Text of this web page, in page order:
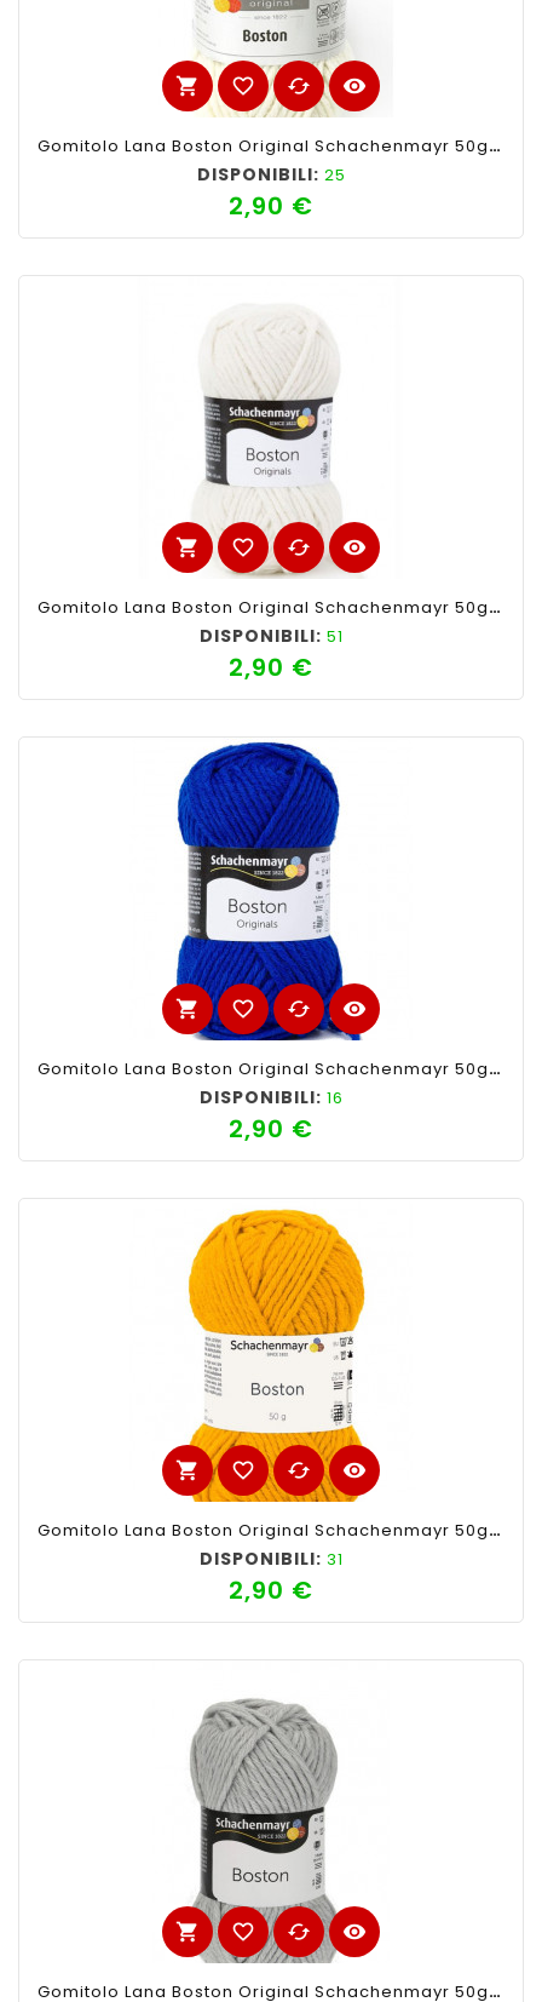
shopping_cart favorite_border cached visibility
Gomitolo Lana Boston Original Schachenmayr 50gr, Bianco Lana 101
DISPONIBILI: 25
2,90 €
shopping_cart favorite_border cached visibility
Gomitolo Lana Boston Original Schachenmayr 50gr, Bianco Panna 02
DISPONIBILI: 51
2,90 €
shopping_cart favorite_border cached visibility
Gomitolo Lana Boston Original Schachenmayr 50gr, Bluette 151
DISPONIBILI: 16
2,90 €
shopping_cart favorite_border cached visibility
Gomitolo Lana Boston Original Schachenmayr 50gr, Giallo 123
DISPONIBILI: 31
2,90 €
shopping_cart favorite_border cached visibility
Gomitolo Lana Boston Original Schachenmayr 50gr, Grigio